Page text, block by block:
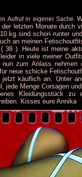
Aufruf in eigener Sache.
letzten Monate durch
kg sind schon runter
an meinen
38 ). Heute ist meine
in viele meiner
zum Anlass nehmen
neue schicke
käuflich an. Unter
jede Menge Corsagen
Kleidungsstück zu
Kisses eure Annika